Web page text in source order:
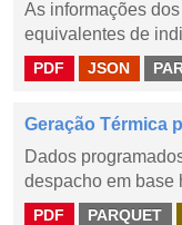
As informações
equivalentes de
PDF JSON
Geração Térmica
Dados
despacho em base
PDF PARQUET